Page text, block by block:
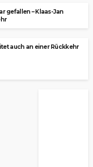
gefallen – Klaas-Jan
auch an einer Rückkehr